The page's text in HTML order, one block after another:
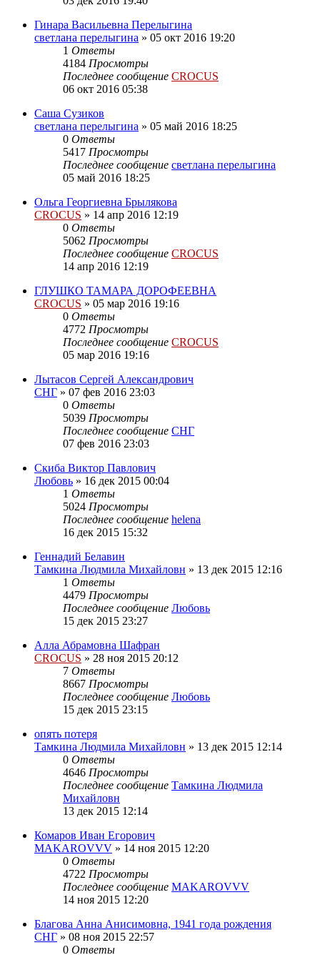
Гинара Васильевна Перелыгина
светлана перелыгина » 05 окт 2016 19:20
1 Ответы
4184 Просмотры
Последнее сообщение CROCUS
06 окт 2016 05:38
Саша Сузиков
светлана перелыгина » 05 май 2016 18:25
0 Ответы
5417 Просмотры
Последнее сообщение светлана перелыгина
05 май 2016 18:25
Ольга Георгиевна Брылякова
CROCUS » 14 апр 2016 12:19
0 Ответы
5062 Просмотры
Последнее сообщение CROCUS
14 апр 2016 12:19
ГЛУШКО ТАМАРА ДОРОФЕЕВНА
CROCUS » 05 мар 2016 19:16
0 Ответы
4772 Просмотры
Последнее сообщение CROCUS
05 мар 2016 19:16
Лытасов Сергей Александрович
СНГ » 07 фев 2016 23:03
0 Ответы
5039 Просмотры
Последнее сообщение СНГ
07 фев 2016 23:03
Скиба Виктор Павлович
Любовь » 16 дек 2015 00:04
1 Ответы
5024 Просмотры
Последнее сообщение helena
16 дек 2015 15:32
Геннадий Белавин
Тамкина Людмила Михайловн » 13 дек 2015 12:16
1 Ответы
4479 Просмотры
Последнее сообщение Любовь
15 дек 2015 23:27
Алла Абрамовна Шафран
CROCUS » 28 ноя 2015 20:12
7 Ответы
8667 Просмотры
Последнее сообщение Любовь
15 дек 2015 23:15
опять потеря
Тамкина Людмила Михайловн » 13 дек 2015 12:14
0 Ответы
4646 Просмотры
Последнее сообщение Тамкина Людмила
Михайловн
13 дек 2015 12:14
Комаров Иван Егорович
MAKAROVVV » 14 ноя 2015 12:20
0 Ответы
4722 Просмотры
Последнее сообщение MAKAROVVV
14 ноя 2015 12:20
Благова Анна Анисимовна, 1941 года рождения
СНГ » 08 ноя 2015 22:57
0 Ответы